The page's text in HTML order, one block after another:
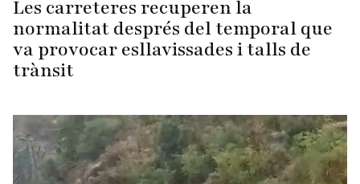
Les carreteres recuperen la
normalitat després del temporal que
va provocar esllavissades i talls de
trànsit